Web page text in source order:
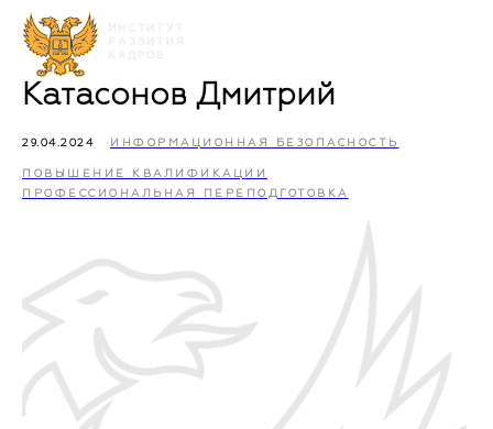
Катасонов Дмитрий
29.04.2024 ИНФОРМАЦИОННАЯ БЕЗОПАСНОСТЬ
ПОВЫШЕНИЕ КВАЛИФИКАЦИИ
ПРОФЕССИОНАЛЬНАЯ ПЕРЕПОДГОТОВКА